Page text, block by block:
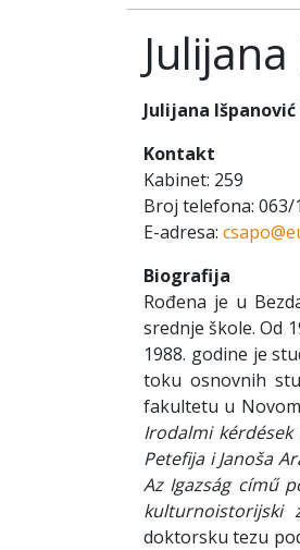
Julijana Išpanović
Kontakt
Kabinet: 259
Broj telefona: 063/
E-adresa:
Biografija
Rođena je u
srednje škole. Od
1988. godine je
toku osnovnih
fakultetu u
Irodalmi kérdések
Petefija i Janoša
Az Igazság című
kulturnoistorijski
doktorsku tezu